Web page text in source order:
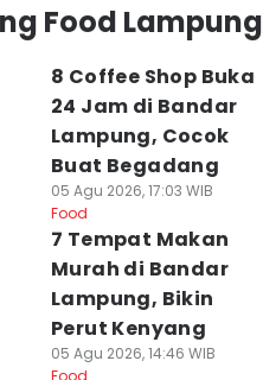
Food Lampung
8 Coffee Shop Buka
24 Jam di Bandar
Lampung, Cocok
Buat Begadang
05 Agu 2026, 17:03 WIB
Food
7 Tempat Makan
Murah di Bandar
Lampung, Bikin
Perut Kenyang
05 Agu 2026, 14:46 WIB
Food